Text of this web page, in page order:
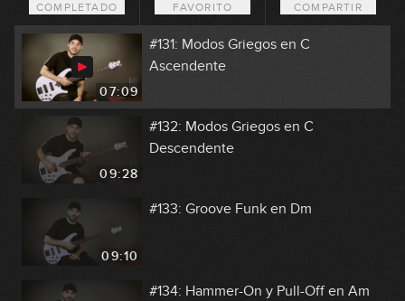
COMPLETADO FAVORITO COMPARTIR
08:00
07:09
#131: Modos Griegos en C
Ascendente
09:28
#132: Modos Griegos en C
Descendente
09:10
#133: Groove Funk en Dm
#134: Hammer-On y Pull-Off en Am